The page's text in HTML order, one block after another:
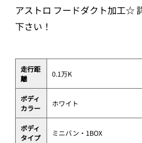
アストロ フードダクト加工☆
下さい！
走行距
離
0.1万K
ボディ
カラー
ホワイト
ボディ
タイプ
ミニバン・1BOX